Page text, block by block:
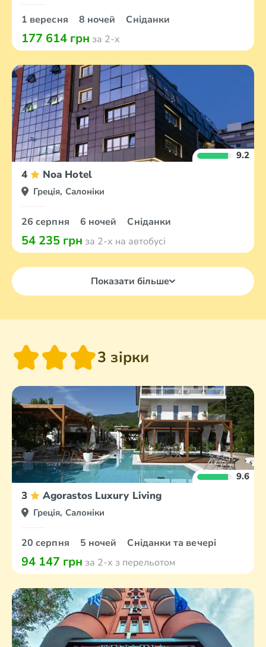
1 вересня 8 ночей Сніданки
177 614 грн за 2-х
9.2
4 Noa Hotel
Греція, Салоніки
26 серпня 6 ночей Сніданки
54 235 грн за 2-х на автобусі
Показати більше
3 зірки
9.6
3 Agorastos Luxury Living
Греція, Салоніки
20 серпня 5 ночей Сніданки та вечері
94 147 грн за 2-х з перельотом